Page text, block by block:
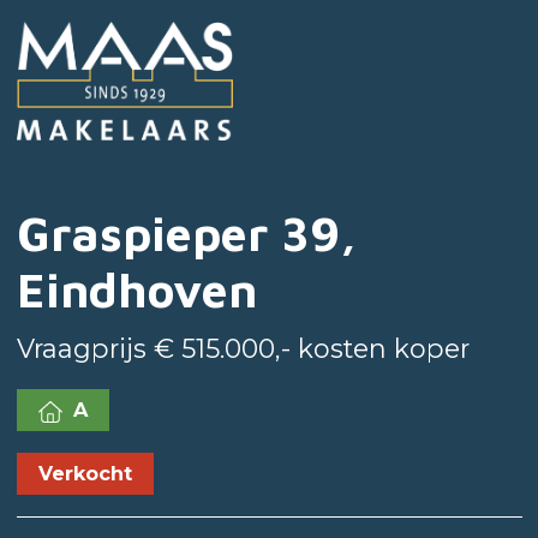
Graspieper 39,
Eindhoven
Vraagprijs € 515.000,- kosten koper
A
Verkocht